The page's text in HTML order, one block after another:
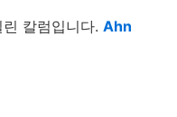
린 칼럼입니다. Ahn